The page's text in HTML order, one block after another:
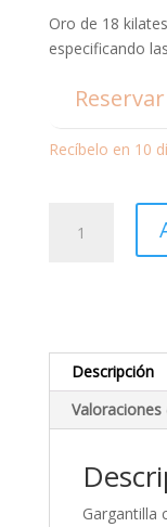
Oro de 18
especificando
Recíbelo en 10
corazón
0.09
ct.
cantidad
Descripción
Valoraciones
Gargantilla